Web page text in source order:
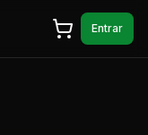
Entrar